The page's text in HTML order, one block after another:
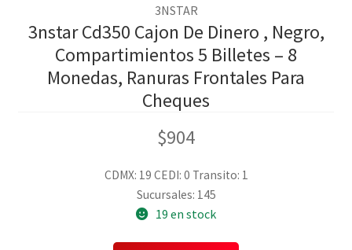
3NSTAR
3nstar Cd350 Cajon De Dinero , Negro,
Compartimientos 5 Billetes – 8
Monedas, Ranuras Frontales Para
Cheques
$904
CDMX: 19 CEDI: 0 Transito: 1
Sucursales: 145
19 en stock